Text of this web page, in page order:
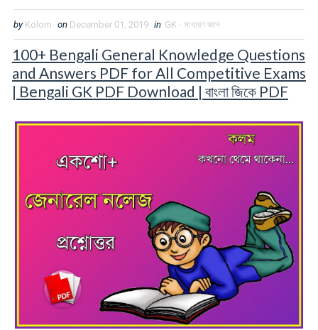
by Kolom on December 01, 2019 in GK - সাধারণ জ্ঞান
100+ Bengali General Knowledge Questions
and Answers PDF for All Competitive Exams
| Bengali GK PDF Download | বাংলা জিকে PDF